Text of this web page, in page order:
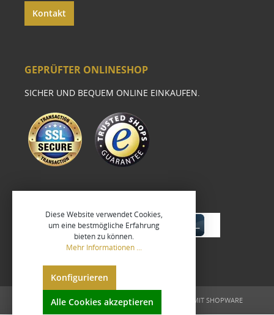
Kontakt
GEPRÜFTER ONLINESHOP
SICHER UND BEQUEM ONLINE EINKAUFEN.
UMGESETZT VONXEROGRAFIX GMBH REALISIERT MIT SHOPWARE
Diese Website verwendet Cookies,
um eine bestmögliche Erfahrung
bieten zu können.
Mehr Informationen ...
Konfigurieren
Alle Cookies akzeptieren